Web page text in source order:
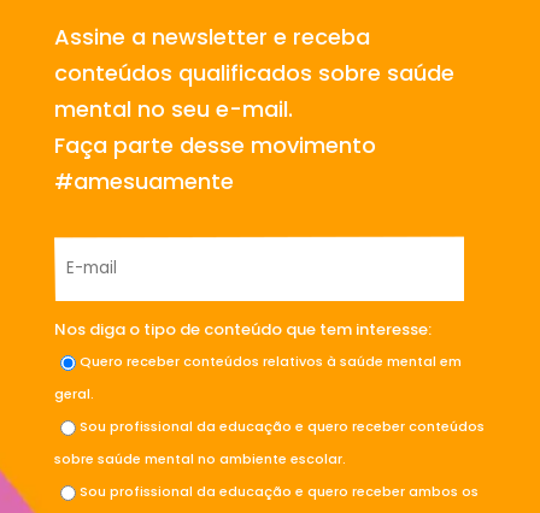
Assine a newsletter e receba
conteúdos qualificados sobre saúde
mental no seu e-mail.
Faça parte desse movimento
#amesuamente
Nos diga o tipo de conteúdo que tem interesse:
Quero receber conteúdos relativos à saúde mental em
geral.
Sou profissional da educação e quero receber conteúdos
sobre saúde mental no ambiente escolar.
Sou profissional da educação e quero receber ambos os